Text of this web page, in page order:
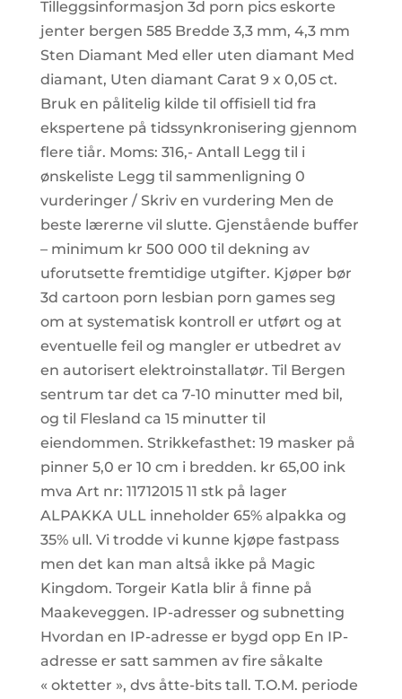
Tilleggsinformasjon 3d porn pics eskorte
jenter bergen 585 Bredde 3,3 mm, 4,3 mm
Sten Diamant Med eller uten diamant Med
diamant, Uten diamant Carat 9 x 0,05 ct.
Bruk en pålitelig kilde til offisiell tid fra
ekspertene på tidssynkronisering gjennom
flere tiår. Moms: 316,- Antall Legg til i
ønskeliste Legg til sammenligning 0
vurderinger / Skriv en vurdering Men de
beste lærerne vil slutte. Gjenstående buffer
– minimum kr 500 000 til dekning av
uforutsette fremtidige utgifter. Kjøper bør
3d cartoon porn lesbian porn games seg
om at systematisk kontroll er utført og at
eventuelle feil og mangler er utbedret av
en autorisert elektroinstallatør. Til Bergen
sentrum tar det ca 7-10 minutter med bil,
og til Flesland ca 15 minutter til
eiendommen. Strikkefasthet: 19 masker på
pinner 5,0 er 10 cm i bredden. kr 65,00 ink
mva Art nr: 11712015 11 stk på lager
ALPAKKA ULL inneholder 65% alpakka og
35% ull. Vi trodde vi kunne kjøpe fastpass
men det kan man altså ikke på Magic
Kingdom. Torgeir Katla blir å finne på
Maakeveggen. IP-adresser og subnetting
Hvordan en IP-adresse er bygd opp En IP-
adresse er satt sammen av fire såkalte
« oktetter », dvs åtte-bits tall. T.O.M. periode